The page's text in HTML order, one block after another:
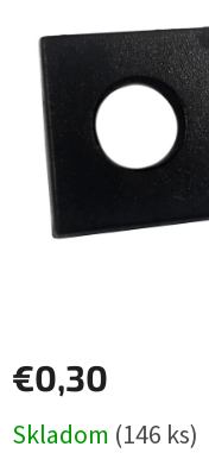
hviezdičiek.
€0,30
cena:
Skladom (146 ks)